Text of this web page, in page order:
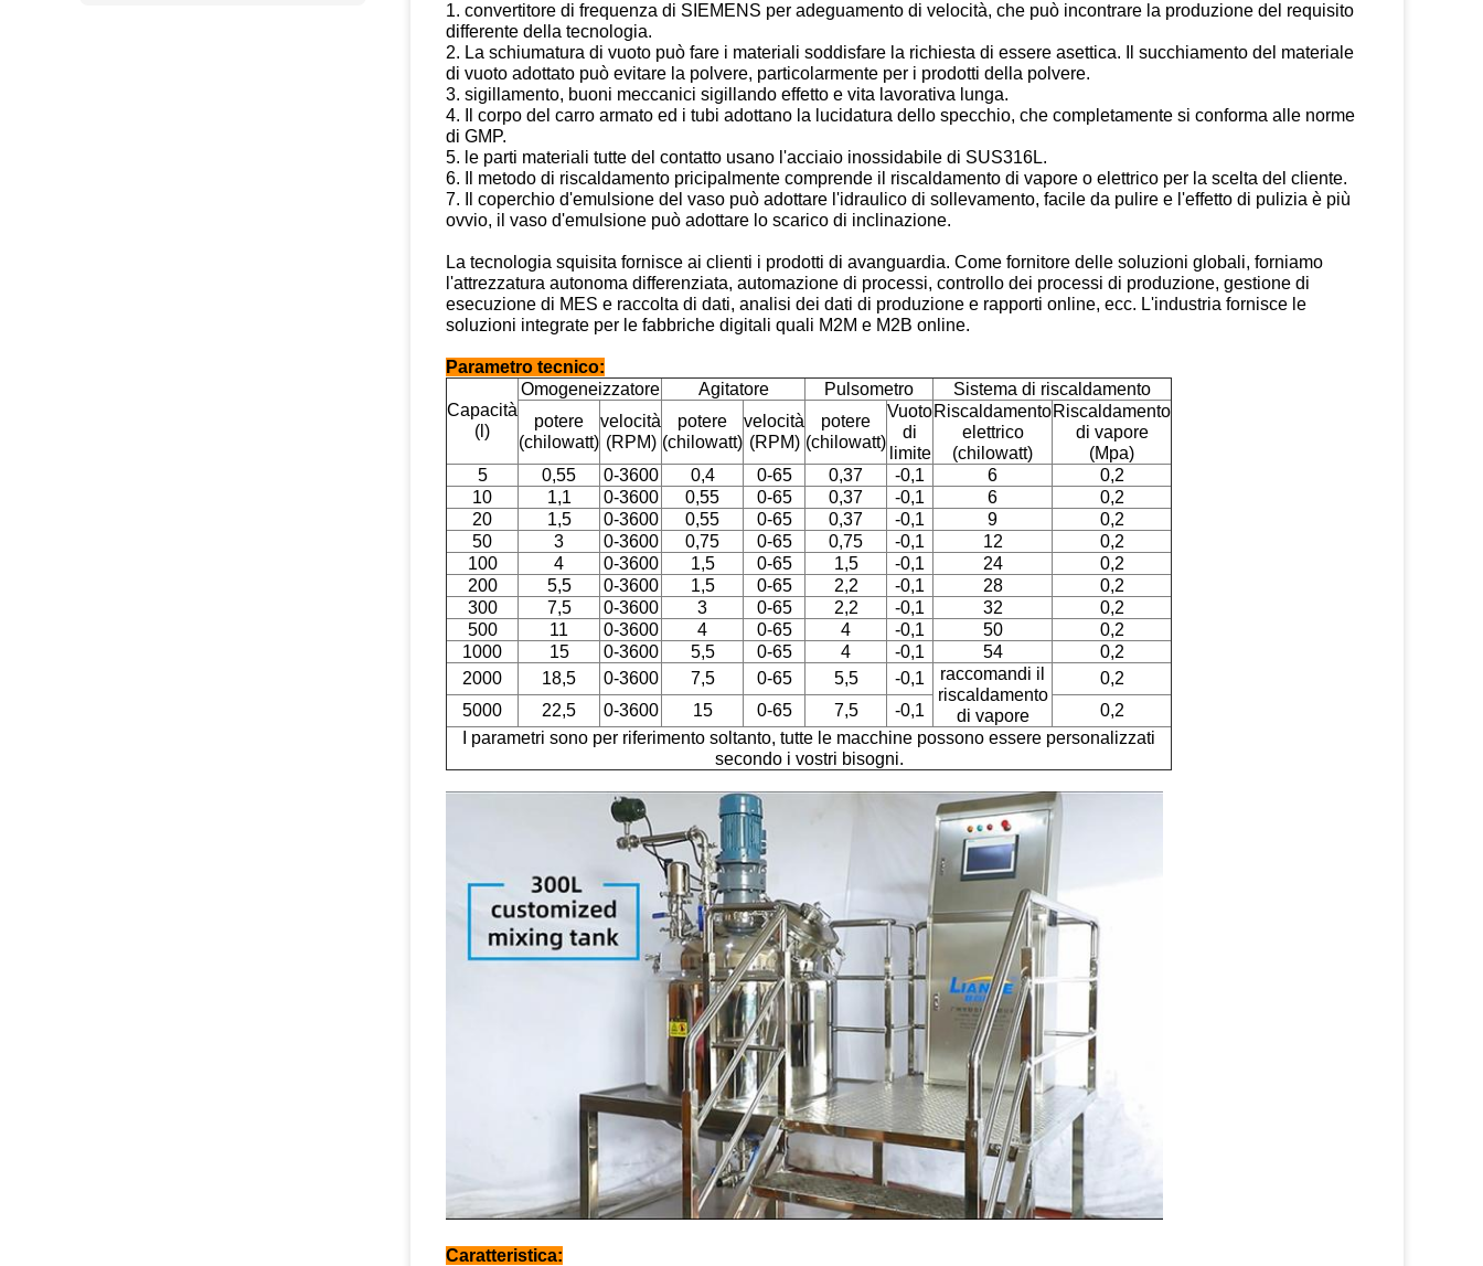
1. convertitore di frequenza di SIEMENS per adeguamento di velocità, che può incontrare la produzione del requisito
differente della tecnologia.
2. La schiumatura di vuoto può fare i materiali soddisfare la richiesta di essere asettica. Il succhiamento del materiale
di vuoto adottato può evitare la polvere, particolarmente per i prodotti della polvere.
3. sigillamento, buoni meccanici sigillando effetto e vita lavorativa lunga.
4. Il corpo del carro armato ed i tubi adottano la lucidatura dello specchio, che completamente si conforma alle norme
di GMP.
5. le parti materiali tutte del contatto usano l'acciaio inossidabile di SUS316L.
6. Il metodo di riscaldamento pricipalmente comprende il riscaldamento di vapore o elettrico per la scelta del cliente.
7. Il coperchio d'emulsione del vaso può adottare l'idraulico di sollevamento, facile da pulire e l'effetto di pulizia è più
ovvio, il vaso d'emulsione può adottare lo scarico di inclinazione.
La tecnologia squisita fornisce ai clienti i prodotti di avanguardia. Come fornitore delle soluzioni globali, forniamo
l'attrezzatura autonoma differenziata, automazione di processi, controllo dei processi di produzione, gestione di
esecuzione di MES e raccolta di dati, analisi dei dati di produzione e rapporti online, ecc. L'industria fornisce le
soluzioni integrate per le fabbriche digitali quali M2M e M2B online.
Parametro tecnico:
Capacità
(l)
Omogeneizzatore Agitatore Pulsometro
Sistema di riscaldamento
potere
(chilowatt)
velocità
(RPM)
potere
(chilowatt)
velocità
(RPM)
potere
(chilowatt)
Vuoto
di
limite
Riscaldamento
elettrico
(chilowatt)
Riscaldamento
di vapore
(Mpa)
5
0,55 0-3600 0,4 0-65 0,37 -0,1 6
0,2
10
1,1 0-3600 0,55 0-65 0,37 -0,1 6
0,2
20
1,5 0-3600 0,55 0-65 0,37 -0,1 9
0,2
50
3 0-3600 0,75 0-65 0,75 -0,1 12
0,2
100
4 0-3600 1,5 0-65 1,5 -0,1 24
0,2
200
5,5 0-3600 1,5 0-65 2,2 -0,1 28
0,2
300
7,5 0-3600 3 0-65 2,2 -0,1 32
0,2
500
11 0-3600 4 0-65 4 -0,1 50
0,2
1000
15 0-3600 5,5 0-65 4 -0,1 54
0,2
2000
18,5 0-3600 7,5 0-65 5,5 -0,1
raccomandi il
riscaldamento
di vapore
0,2
5000
22,5 0-3600 15 0-65 7,5 -0,1
0,2
I parametri sono per riferimento soltanto, tutte le macchine possono essere personalizzati
secondo i vostri bisogni.
Caratteristica: